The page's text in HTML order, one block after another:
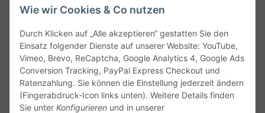
Wie wir Cookies & Co nutzen
Durch Klicken auf „Alle akzeptieren“ gestatten Sie den
Einsatz folgender Dienste auf unserer Website: YouTube,
Vimeo, Brevo, ReCaptcha, Google Analytics 4, Google Ads
Conversion Tracking, PayPal Express Checkout und
Ratenzahlung. Sie können die Einstellung jederzeit ändern
(Fingerabdruck-Icon links unten). Weitere Details finden
Sie unter Konfigurieren und in unserer
Service
Gesetzliche Informationen
Alle technischen Angaben ohne Gewähr. Irrtümer und fehlerhafte